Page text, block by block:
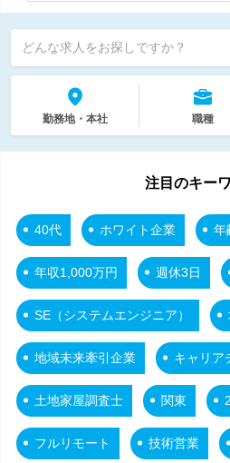
どんな求人をお探しですか？
勤務地・本社 職種
注目のキー
40代 ホワイト企業 年
年収1,000万円 週休3日
SE（システムエンジニア）
地域未来牽引企業 キャリア
土地家屋調査士 関東
フルリモート 技術営業